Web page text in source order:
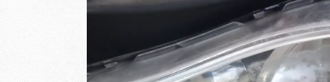
ー